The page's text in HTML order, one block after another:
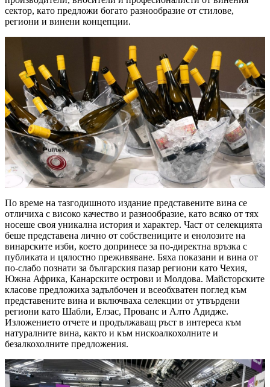
сектор, като предложи богато разнообразие от стилове,
региони и винени концепции.
По време на тазгодишното издание представените вина се
отличиха с високо качество и разнообразие, като всяко от тях
носеше своя уникална история и характер. Част от селекцията
беше представена лично от собствениците и енолозите на
винарските изби, което допринесе за по-директна връзка с
публиката и цялостно преживяване. Бяха показани и вина от
по-слабо познати за българския пазар региони като Чехия,
Южна Африка, Канарските острови и Молдова. Майсторските
класове предложиха задълбочен и всеобхватен поглед към
представените вина и включваха селекции от утвърдени
региони като Шабли, Елзас, Прованс и Алто Адидже.
Изложението отчете и продължаващ ръст в интереса към
натуралните вина, както и към нискоалкохолните и
безалкохолните предложения.